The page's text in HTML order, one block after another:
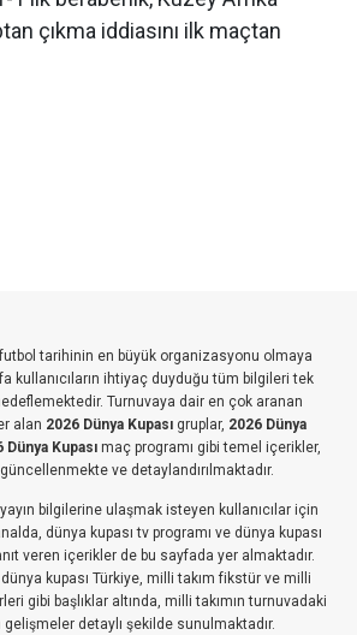
çıkma iddiasını ilk maçtan
tarihinin en büyük organizasyonu olmaya
kullanıcıların ihtiyaç duyduğu tüm bilgileri tek
Turnuvaya dair en çok aranan
alan 2026 Dünya Kupası gruplar, 2026 Dünya
Dünya Kupasımaç programı gibi temel içerikler,
ve detaylandırılmaktadır.
bilgilerine ulaşmak isteyen kullanıcılar için
dünya kupası tv programı ve dünya kupası
veren içerikler de bu sayfada yer almaktadır.
kupası Türkiye, milli takım fikstür ve milli
gibi başlıklar altında, milli takımın turnuvadaki
detaylı şekilde sunulmaktadır.